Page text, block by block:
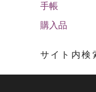
手帳
購入品
サイト内検